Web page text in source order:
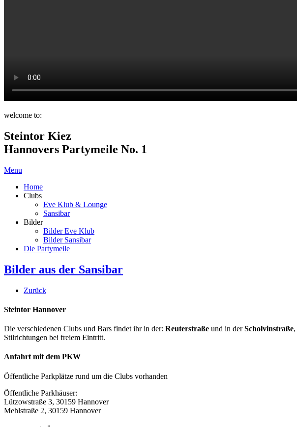
welcome to:
Steintor Kiez
Hannovers Partymeile No. 1
Menu
Home
Clubs
Eve Klub & Lounge
Sansibar
Bilder
Bilder Eve Klub
Bilder Sansibar
Die Partymeile
Bilder aus der Sansibar
Zurück
Steintor Hannover
Die verschiedenen Clubs und Bars findet ihr in der: Reuterstraße und in derScholvinstraße,
Stilrichtungen bei freiem Eintritt.
Anfahrt mit dem PKW
Öffentliche Parkplätze rund um die Clubs vorhanden
Öffentliche Parkhäuser:
Lützowstraße 3, 30159 Hannover
Mehlstraße 2, 30159 Hannover